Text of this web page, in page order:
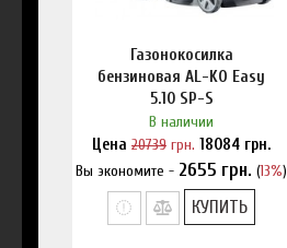
Газонокосилка
бензиновая AL-KO Easy
5.10 SP-S
В наличии
Цена 20739 грн. 18084 грн.
Вы экономите - 2655 грн. (13%)
Нашли дешевле?
КУПИТЬ